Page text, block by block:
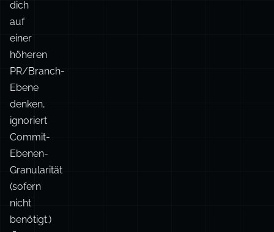
PR/Branch-
Ebene
denken,
ignoriert
Commit-
Ebenen-
Granularität
(sofern
nicht
benötigt.)
🦺
Nicht-
destruktiv.
Du